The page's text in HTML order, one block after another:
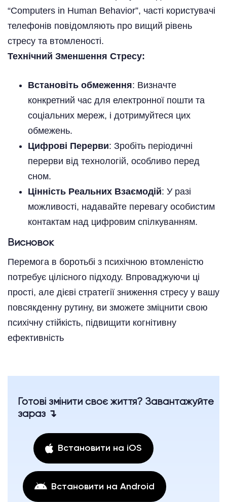
“Computers in Human Behavior”, часті користувачі
телефонів повідомляють про вищий рівень
стресу та втомленості.
Технічний Зменшення Стресу:
Встановіть обмеження: Визначте
конкретний час для електронної пошти та
соціальних мереж, і дотримуйтеся цих
обмежень.
Цифрові Перерви: Зробіть періодичні
перерви від технологій, особливо перед
сном.
Цінність Реальних Взаємодій: У разі
можливості, надавайте перевагу особистим
контактам над цифровим спілкуванням.
Висновок
Перемога в боротьбі з психічною втомленістю
потребує цілісного підходу. Впроваджуючи ці
прості, але дієві стратегії зниження стресу у вашу
повсякденну рутину, ви зможете зміцнити свою
психічну стійкість, підвищити когнітивну
ефективність
Готові змінити своє життя? Завантажуйте
зараз ↴
Встановити на iOS
Встановити на Android